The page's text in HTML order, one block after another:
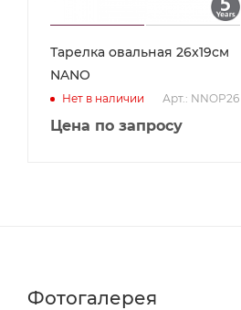
Тарелка овальная 26x19см
NANO
Нет в наличии Арт.: NNOP26
Цена по запросу
Фотогалерея